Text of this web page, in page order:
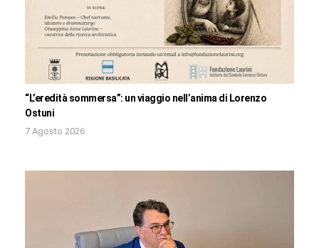
“L’eredità sommersa”: un viaggio nell’anima di Lorenzo
Ostuni
7 Agosto 2026